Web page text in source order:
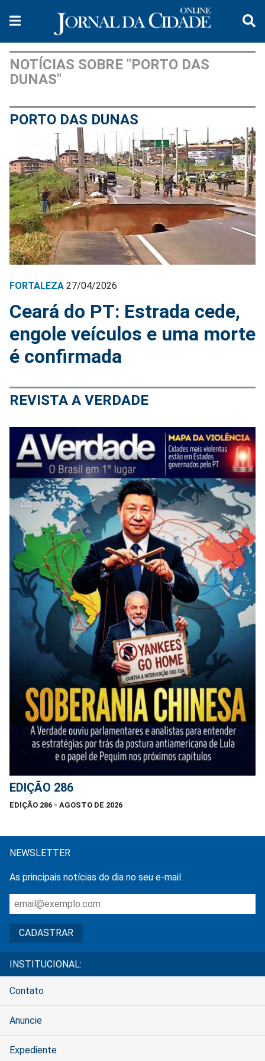
NOTÍCIAS SOBRE "PORTO DAS
DUNAS"
PORTO DAS DUNAS
FORTALEZA 27/04/2026
Ceará do PT: Estrada cede,
engole veículos e uma morte
é confirmada
REVISTA A VERDADE
EDIÇÃO 286
EDIÇÃO 286 - AGOSTO DE 2026
NEWSLETTER
As principais notícias do dia no seu e-mail.
INSTITUCIONAL:
Contato
Anuncie
Expediente